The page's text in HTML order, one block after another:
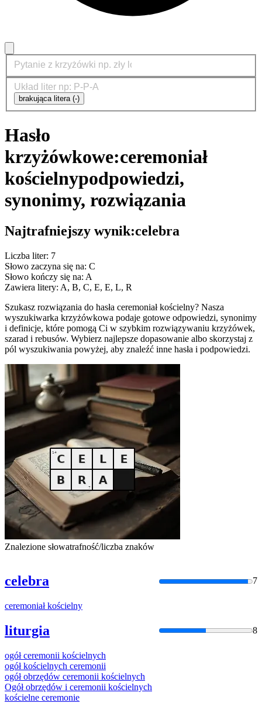
brakująca litera (-)
Hasło
krzyżówkowe:ceremoniał
kościelnypodpowiedzi,
synonimy, rozwiązania
Najtrafniejszy wynik:celebra
Liczba liter: 7
Słowo zaczyna się na: C
Słowo kończy się na: A
Zawiera litery: A, B, C, E, E, L, R
Szukasz rozwiązania do hasła ceremoniał kościelny? Nasza
wyszukiwarka krzyżówkowa podaje gotowe odpowiedzi, synonimy
i definicje, które pomogą Ci w szybkim rozwiązywaniu krzyżówek,
szarad i rebusów. Wybierz najlepsze dopasowanie albo skorzystaj z
pól wyszukiwania powyżej, aby znaleźć inne hasła i podpowiedzi.
Znalezione słowatrafność/liczba znaków
celebra 7
ceremoniał kościelny
liturgia 8
ogółceremonii kościelnych
ogółkościelnych ceremonii
ogół obrzędów ceremonii kościelnych
Ogół obrzędów i ceremonii kościelnych
kościelne ceremonie